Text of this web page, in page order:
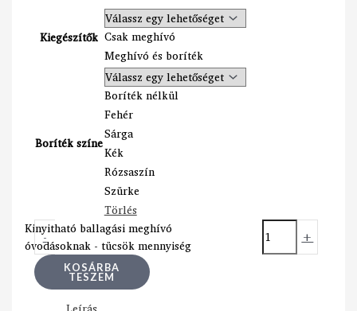
Kiegészítők Csak meghívó
Meghívó és boríték
Boríték színe
Boríték nélkül
Fehér
Sárga
Kék
Rózsaszín
Szürke
Törlés
-
Kinyitható ballagási meghívó
óvodásoknak - tücsök mennyiség
+
KOSÁRBA
TESZEM